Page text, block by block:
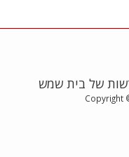
של בית שמש
Copyright